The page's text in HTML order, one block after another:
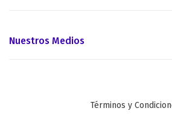
Nuestros Medios
Términos y